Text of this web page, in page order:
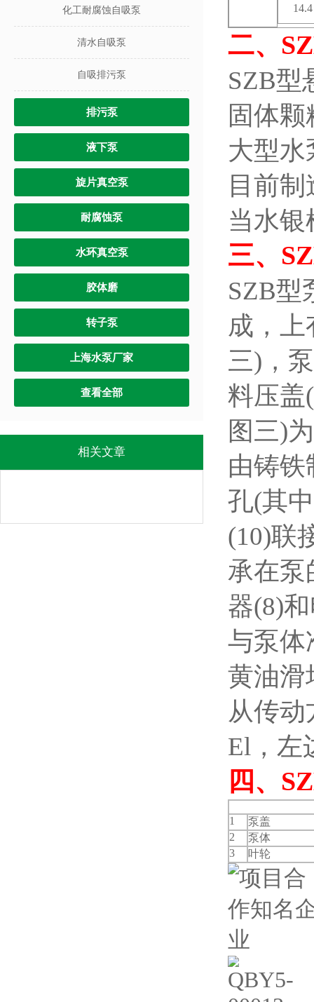
化工耐腐蚀自吸泵
清水自吸泵
自吸排污泵
排污泵
液下泵
旋片真空泵
耐腐蚀泵
水环真空泵
胶体磨
转子泵
上海水泵厂家
查看全部
相关文章
14.4
二、
SZB型
固体
大型水
目前
当水银
三、
SZB型
成，上
三)，
料压盖
图三)
由铸
孔(其
(10)联
承在泵
器(8)
与泵体
黄油滑
从传
El，左
四、
1
泵盖
2
泵体
3
叶轮